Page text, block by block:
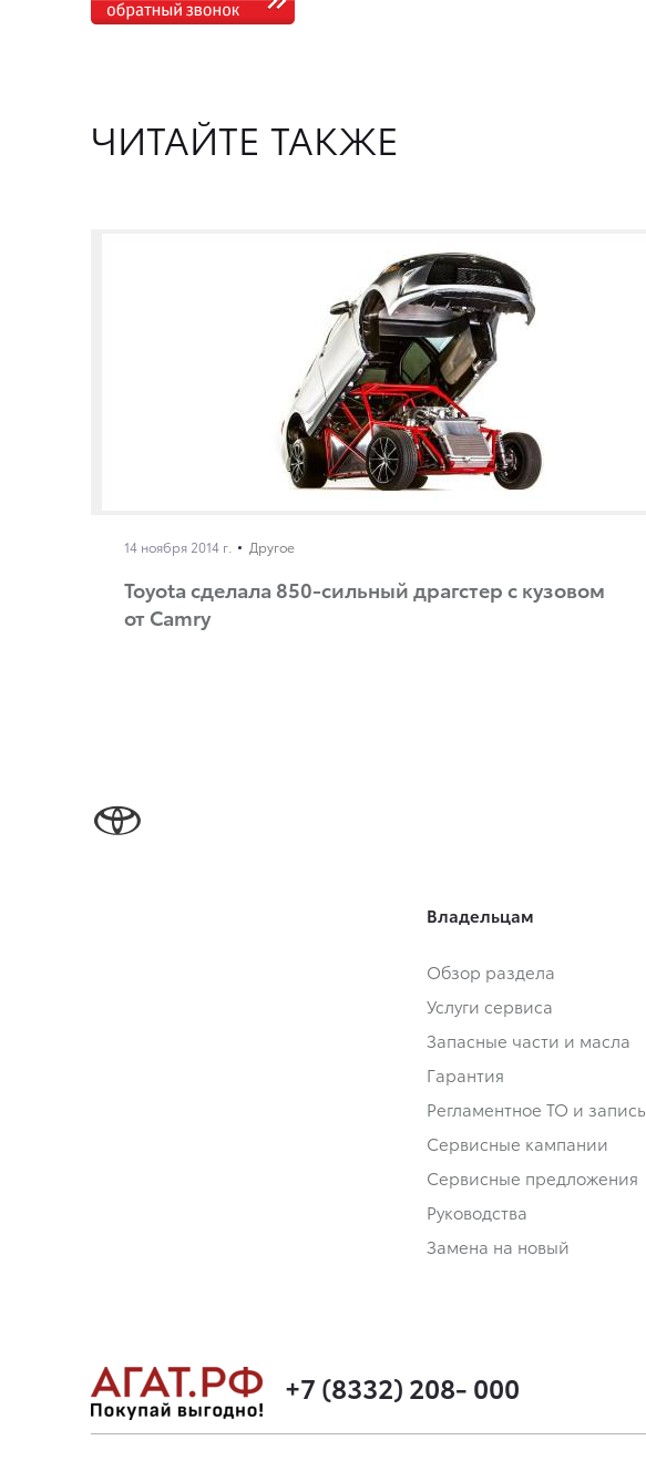
ЧИТАЙТЕ ТАКЖЕ
14 ноября 2014 г. Другое
Toyota сделала 850-сильный драгстер с кузовом
от Camry
Владельцам
Обзор раздела
Услуги сервиса
Запасные части и масла
Гарантия
Регламентное ТО и запись
Сервисные кампании
Сервисные предложения
Руководства
Замена на новый
+7 (8332) 208- 000